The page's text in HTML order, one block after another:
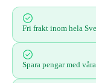
Fri frakt inom hela
Spara pengar med